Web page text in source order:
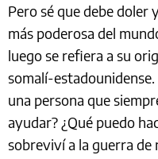
Pero sé que debe doler
más poderosa del
luego se refiera a su
somalí-
una persona que
ayudar? ¿Qué puedo
sobreviví a la guerra de